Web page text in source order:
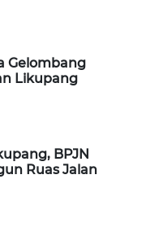
Gelombang
Likupang
BPJN
Ruas Jalan